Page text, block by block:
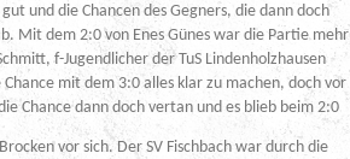
und die Chancen des Gegners, die dann doch
Mit dem 2:0 von Enes Günes war die Partie mehr
f-Jugendlicher der TuS Lindenholzhausen
mit dem 3:0 alles klar zu machen, doch vor
Chance dann doch vertan und es blieb beim 2:0
vor sich. Der SV Fischbach war durch die